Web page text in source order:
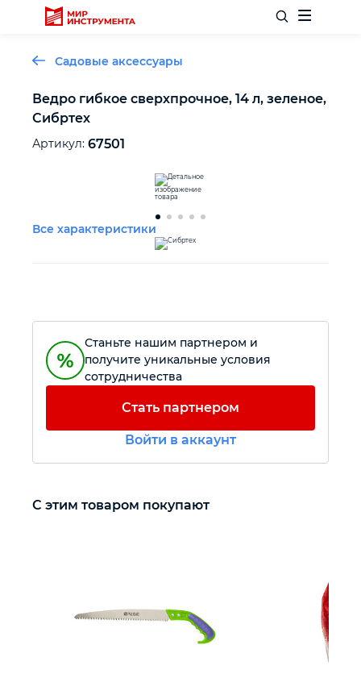
Отделочный инструмент
Столярный инструмент
Силовое оборудование
Крепежный инструмент
Садовые аксессуары
Ведро гибкое сверхпрочное, 14 л, зеленое,
Сибртех
Артикул: 67501
Все характеристики
Станьте нашим партнером и
получите уникальные условия
сотрудничества
Стать партнером
Войти в аккаунт
С этим товаром покупают